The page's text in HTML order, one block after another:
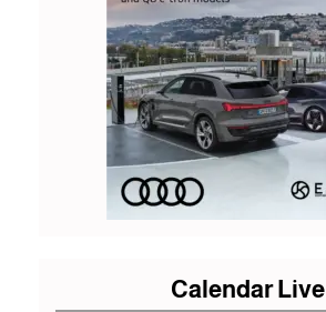
Calendar Live